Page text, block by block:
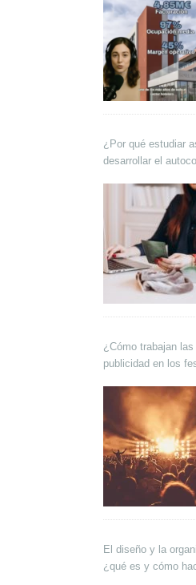
¿Por qué estudiar
desarrollar el
¿Cómo trabajan
publicidad en los
El diseño y la
¿qué es y cómo